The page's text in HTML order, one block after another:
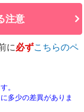
注意
に必ずこちらのペ
。
多少の差異がありま